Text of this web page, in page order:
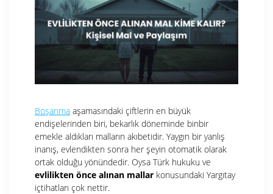
Boşanma aşamasındaki çiftlerin en büyük
endişelerinden biri, bekarlık döneminde binbir
emekle aldıkları malların akıbetidir. Yaygın bir yanlış
inanış, evlendikten sonra her şeyin otomatik olarak
ortak olduğu yönündedir. Oysa Türk hukuku ve
evlilikten önce alınan mallar konusundaki Yargıtay
içtihatları çok nettir.